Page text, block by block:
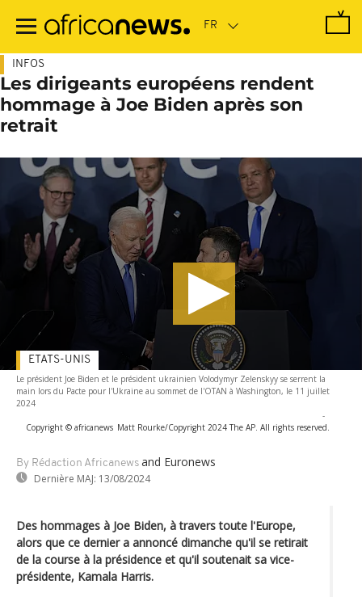
contenu
INFOS
Les dirigeants européens rendent
hommage à Joe Biden après son
retrait
Le président Joe Biden et le président ukrainien Volodymyr Zelenskyy se serrent la
main lors du Pacte pour l'Ukraine au sommet de l'OTAN à Washington, le 11 juillet
2024
-
Copyright © africanews Matt Rourke/Copyright 2024 The AP. All rights reserved.
By Rédaction Africanews and Euronews
Dernière MAJ: 13/08/2024
ETATS-UNIS
Des hommages à Joe Biden, à travers toute l'Europe,
alors que ce dernier a annoncé dimanche qu'il se retirait
de la course à la présidence et qu'il soutenait sa vice-
présidente, Kamala Harris.